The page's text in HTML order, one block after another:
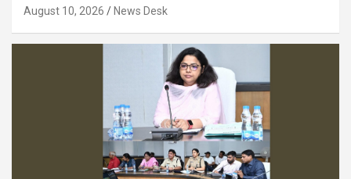
August 10, 2026 News Desk